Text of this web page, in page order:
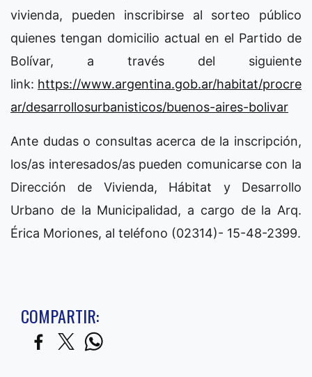
vivienda, pueden inscribirse al sorteo público
quienes tengan domicilio actual en el Partido de
Bolívar, a través del siguiente
link: https://www.argentina.gob.ar/habitat/procre
ar/desarrollosurbanisticos/buenos-aires-bolivar
Ante dudas o consultas acerca de la inscripción,
los/as interesados/as pueden comunicarse con la
Dirección de Vivienda, Hábitat y Desarrollo
Urbano de la Municipalidad, a cargo de la Arq.
Érica Moriones, al teléfono (02314)- 15-48-2399.
COMPARTIR: